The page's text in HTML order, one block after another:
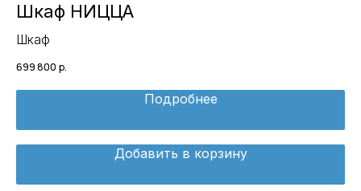
Шкаф НИЦЦА
Шкаф
699 800 р.
Подробнее
Добавить в корзину